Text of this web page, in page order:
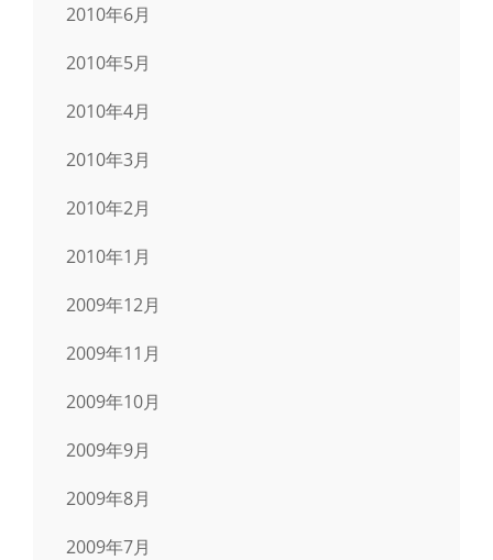
2010年6月
2010年5月
2010年4月
2010年3月
2010年2月
2010年1月
2009年12月
2009年11月
2009年10月
2009年9月
2009年8月
2009年7月